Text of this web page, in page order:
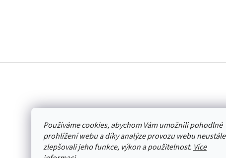
Používáme cookies, abychom Vám umožnili pohodlné
prohlížení webu a díky analýze provozu webu neustále
zlepšovali jeho funkce, výkon a použitelnost. Více